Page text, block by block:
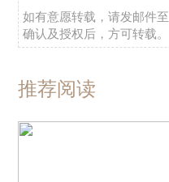
如有意愿转载，请发邮件至
确认及授权后，方可转载。
推荐阅读